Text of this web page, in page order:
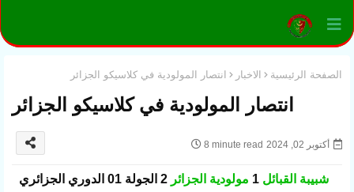
الصفحة الرئيسية الاخبار انتصار المولودية في كلاسيكو الجزائر
انتصار المولودية في كلاسيكو الجزائر
أكتوبر 02, 2024 8 minute read
شبيبة القبائل مولودية الجزائر
2 الجولة 01 الدوري الجزائري